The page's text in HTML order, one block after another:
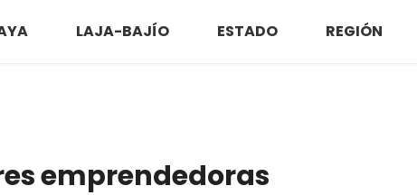
LAJA-BAJÍO ESTADO REGIÓN
emprendedoras